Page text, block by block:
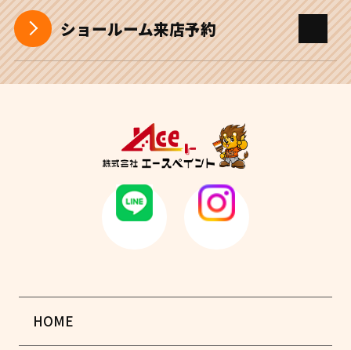
ショールーム来店予約
HOME